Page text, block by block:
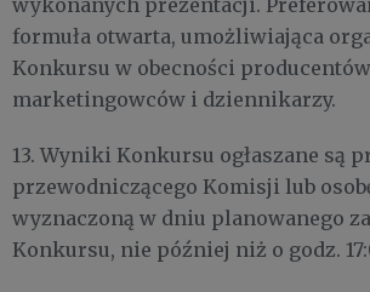
wykonanych prezentacji.
formuła otwarta, umożliwiająca
Konkursu w obecności
marketingowców i dziennikarzy.
13. Wyniki Konkursu ogłaszane są
przewodniczącego Komisji lub
wyznaczoną w dniu planowanego
Konkursu, nie później niż o godz.